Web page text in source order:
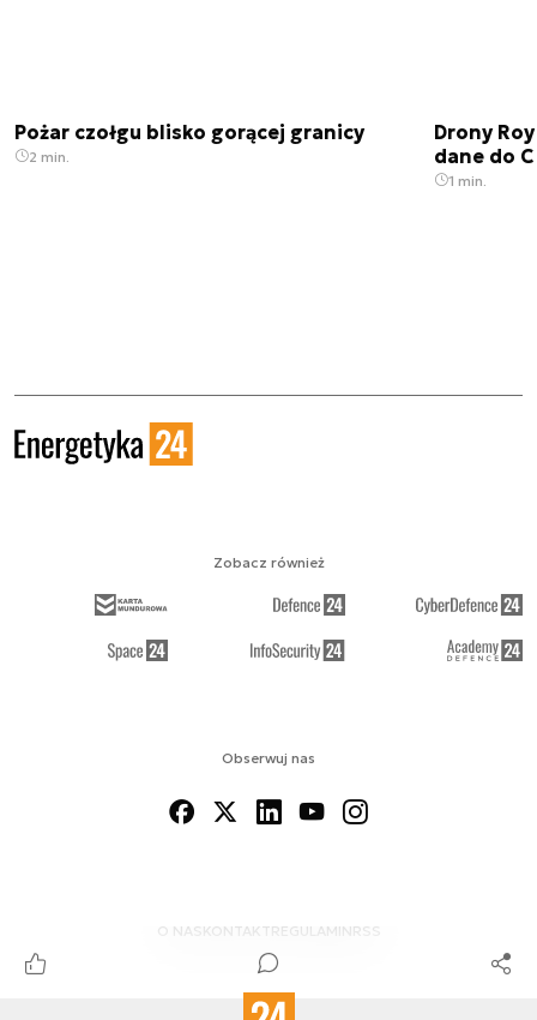
Pożar czołgu blisko gorącej granicy
2 min.
Drony
dane do
1 min.
Obserwuj nas
O NAS KONTAKTREGULAMINRSS
Zobacz również